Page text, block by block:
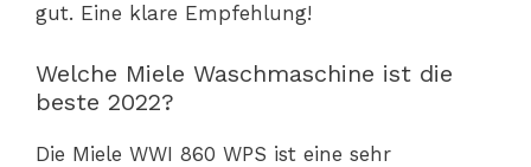
gut. Eine klare Empfehlung!
Welche Miele Waschmaschine ist die
beste 2022?
Die Miele WWI 860 WPS ist eine sehr